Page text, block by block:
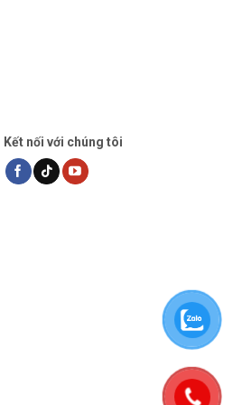
Kết nối với chúng tôi